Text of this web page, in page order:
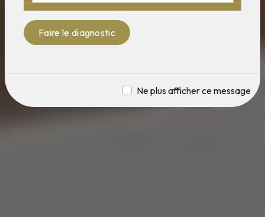
Faire le diagnostic
Ne plus afficher ce message